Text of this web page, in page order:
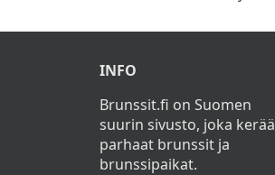
INFO
Brunssit.fi on Suomen
suurin sivusto, joka kerää
parhaat brunssit ja
brunssipaikat.